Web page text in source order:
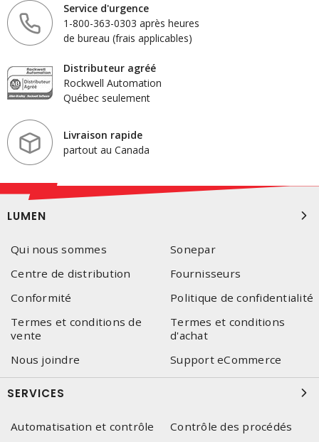
Service d'urgence
1-800-363-0303 après heures
de bureau (frais applicables)
Distributeur agréé
Rockwell Automation
Québec seulement
Livraison rapide
partout au Canada
LUMEN
Qui nous sommes
Sonepar
Centre de distribution
Fournisseurs
Conformité
Politique de confidentialité
Termes et conditions de
vente
Termes et conditions
d'achat
Nous joindre
Support eCommerce
SERVICES
Automatisation et contrôle
Contrôle des procédés